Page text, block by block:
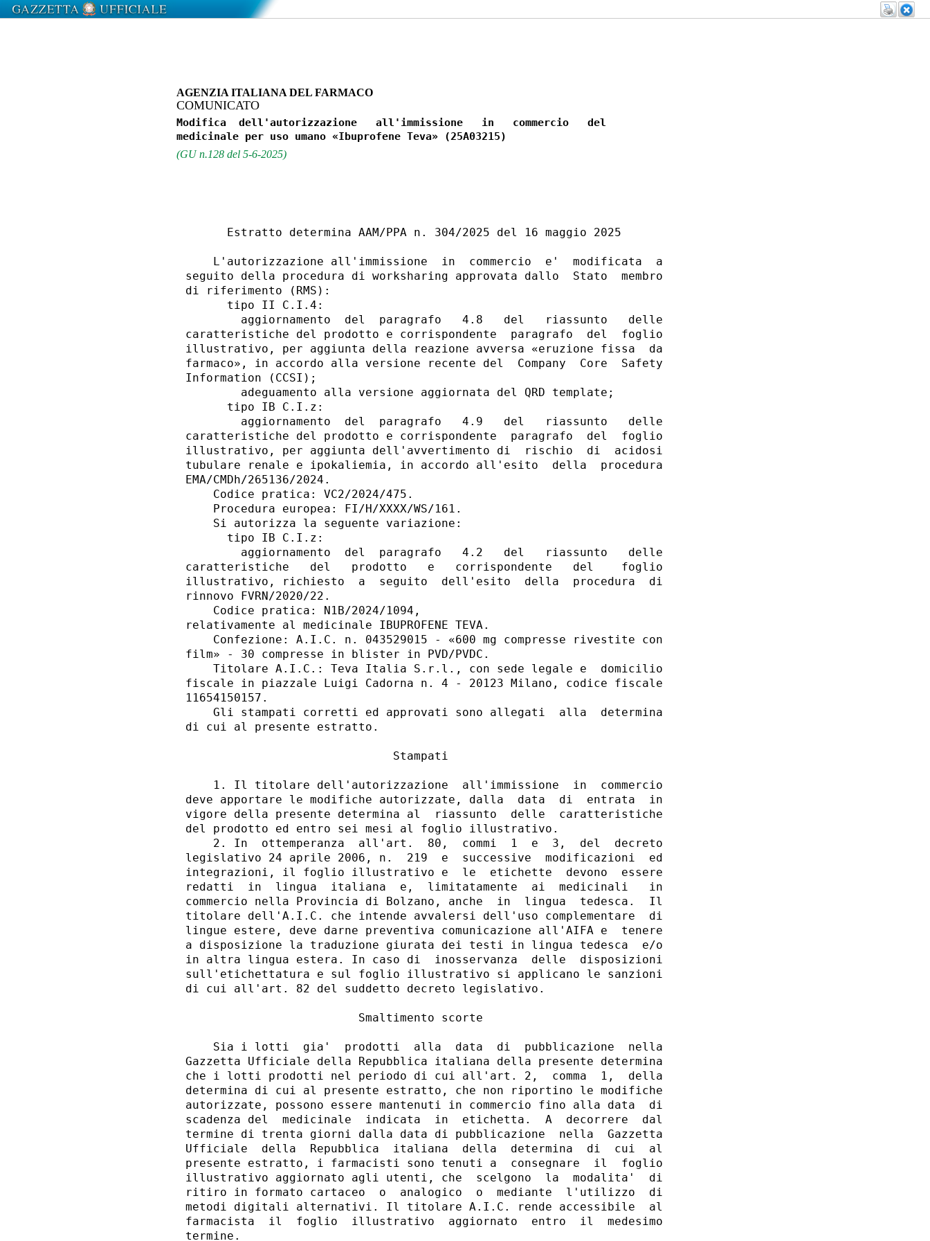
AGENZIA ITALIANA DEL FARMACO
COMUNICATO
Modifica  dell'autorizzazione   all'immissione   in   commercio   del
(GU n.128 del 5-6-2025)
      Estratto determina AAM/PPA n. 304/2025 del 16 maggio 2025
    L'autorizzazione all'immissione  in  commercio  e'  modificata  a
seguito della procedura di worksharing approvata dallo  Stato  membro
di riferimento (RMS):
      tipo II C.I.4:
        aggiornamento  del  paragrafo   4.8   del   riassunto   delle
caratteristiche del prodotto e corrispondente  paragrafo  del  foglio
illustrativo, per aggiunta della reazione avversa «eruzione fissa  da
farmaco», in accordo alla versione recente del  Company  Core  Safety
Information (CCSI);
        adeguamento alla versione aggiornata del QRD template;
      tipo IB C.I.z:
        aggiornamento  del  paragrafo   4.9   del   riassunto   delle
caratteristiche del prodotto e corrispondente  paragrafo  del  foglio
illustrativo, per aggiunta dell'avvertimento di  rischio  di  acidosi
tubulare renale e ipokaliemia, in accordo all'esito  della  procedura
EMA/CMDh/265136/2024.
    Codice pratica: VC2/2024/475.
    Procedura europea: FI/H/XXXX/WS/161.
    Si autorizza la seguente variazione:
      tipo IB C.I.z:
        aggiornamento  del  paragrafo   4.2   del   riassunto   delle
caratteristiche   del   prodotto   e   corrispondente   del    foglio
illustrativo, richiesto  a  seguito  dell'esito  della  procedura  di
rinnovo FVRN/2020/22.
    Codice pratica: N1B/2024/1094,
relativamente al medicinale IBUPROFENE TEVA.
    Confezione: A.I.C. n. 043529015 - «600 mg compresse rivestite con
film» - 30 compresse in blister in PVD/PVDC.
    Titolare A.I.C.: Teva Italia S.r.l., con sede legale e  domicilio
fiscale in piazzale Luigi Cadorna n. 4 - 20123 Milano, codice fiscale
11654150157.
    Gli stampati corretti ed approvati sono allegati  alla  determina
di cui al presente estratto.
                              Stampati
    1. Il titolare dell'autorizzazione  all'immissione  in  commercio
deve apportare le modifiche autorizzate, dalla  data  di  entrata  in
vigore della presente determina al  riassunto  delle  caratteristiche
del prodotto ed entro sei mesi al foglio illustrativo.
    2. In  ottemperanza  all'art.  80,  commi  1  e  3,  del  decreto
legislativo 24 aprile 2006, n.  219  e  successive  modificazioni  ed
integrazioni, il foglio illustrativo e  le  etichette  devono  essere
redatti  in  lingua  italiana  e,  limitatamente  ai  medicinali   in
commercio nella Provincia di Bolzano, anche  in  lingua  tedesca.  Il
titolare dell'A.I.C. che intende avvalersi dell'uso complementare  di
lingue estere, deve darne preventiva comunicazione all'AIFA e  tenere
a disposizione la traduzione giurata dei testi in lingua tedesca  e/o
in altra lingua estera. In caso di  inosservanza  delle  disposizioni
sull'etichettatura e sul foglio illustrativo si applicano le sanzioni
di cui all'art. 82 del suddetto decreto legislativo.
                         Smaltimento scorte
    Sia i lotti  gia'  prodotti  alla  data  di  pubblicazione  nella
Gazzetta Ufficiale della Repubblica italiana della presente determina
che i lotti prodotti nel periodo di cui all'art. 2,  comma  1,  della
determina di cui al presente estratto, che non riportino le modifiche
autorizzate, possono essere mantenuti in commercio fino alla data  di
scadenza del  medicinale  indicata  in  etichetta.  A  decorrere  dal
termine di trenta giorni dalla data di pubblicazione  nella  Gazzetta
Ufficiale  della  Repubblica  italiana  della  determina  di  cui  al
presente estratto, i farmacisti sono tenuti a  consegnare  il  foglio
illustrativo aggiornato agli utenti, che  scelgono  la  modalita'  di
ritiro in formato cartaceo  o  analogico  o  mediante  l'utilizzo  di
metodi digitali alternativi. Il titolare A.I.C. rende accessibile  al
farmacista  il  foglio  illustrativo  aggiornato  entro  il  medesimo
termine.